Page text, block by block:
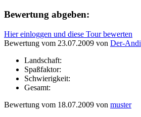
Bewertung abgeben:
Hier einloggen und diese Tour bewerten
Bewertung vom 23.07.2009 von Der-Andi
Landschaft:
Spaßfaktor:
Schwierigkeit:
Gesamt:
Bewertung vom 18.07.2009 von muster